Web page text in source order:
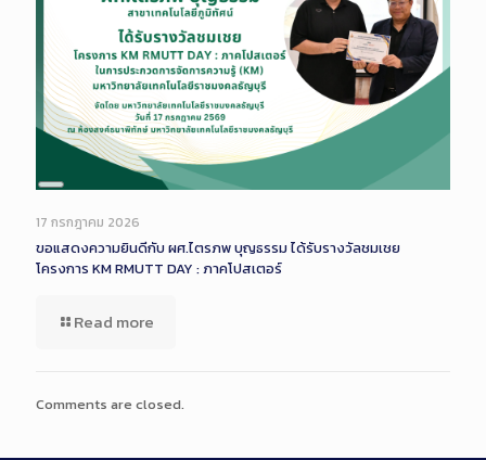
Long
Description
17 กรกฎาคม 2026
ขอแสดงความยินดีกับ ผศ.ไตรภพ บุญธรรม ได้รับรางวัลชมเชย
โครงการ KM RMUTT DAY : ภาคโปสเตอร์
Read more
Comments are closed.